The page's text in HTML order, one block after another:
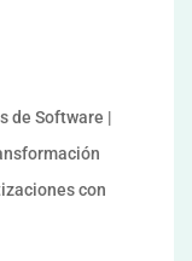
de Software |
con